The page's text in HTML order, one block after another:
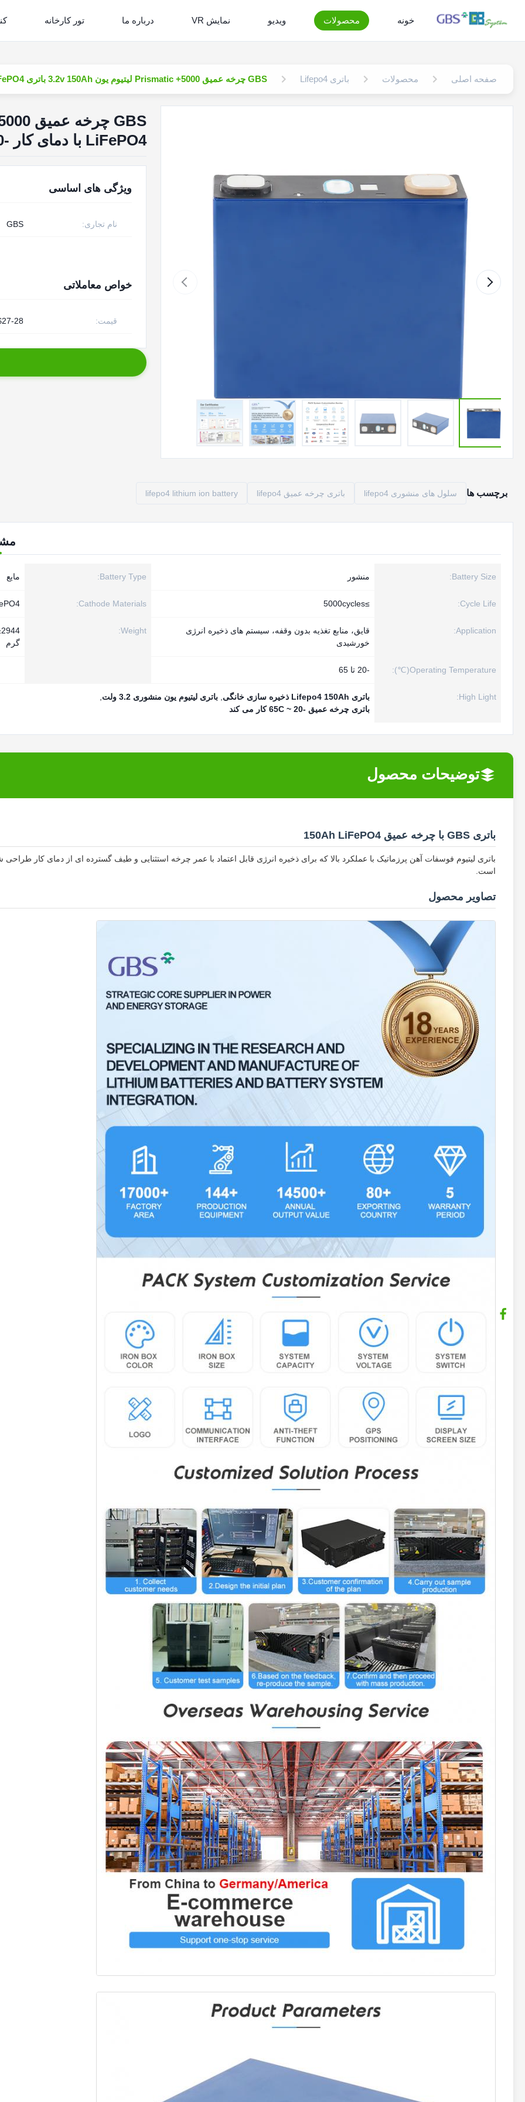
خونه محصولات ویدیو نمایش VR درباره ما تور کارخانه
صفحه اصلی محصولات باتری Lifepo4 GBS چرخه عمیق 5000+ Prismatic لیتیوم یون 3.2v 150Ah باتری LiFePO4 با دمای کار -20 ~ 65C برای سیستم ذخیره سازی خانگی
LiFePO4 با دمای کار -20 ~ 65C برای سیستم ذخیره سازی خانگی
ویژگی های اساسی
نام تجاری: GBS
خواص معاملاتی
قیمت: 28
برچسب ها سلول های منشوری lifepo4 باتری چرخه عمیق lifepo4 lifepo4 lithium ion battery
Battery Size: منشور Battery Type: مایع
Cycle Life:
≥5000cycles
Cathode Materials:
Application:
قایق، منابع تغذیه بدون وقفه، سیستم های ذخیره انرژی
خورشیدی
Weight:
گرم
Operating Temperature(℃): -20 تا 65
High Light: باتری Lifepo4 150Ah ذخیره سازی خانگی باتری لیتیوم یون منشوری 3.2 ولت
باتری چرخه عمیق -20 ~ 65C کار می کند
توضیحات محصول
باتری GBS با چرخه عمیق 150Ah LiFePO4
باتری لیتیوم فوسفات آهن پرزماتیک با عملکرد بالا که برای ذخیره انرژی قابل اعتماد با عمر چرخه استثنایی و طیف گسترده ای از دمای کار طراحی
است.
تصاویر محصول